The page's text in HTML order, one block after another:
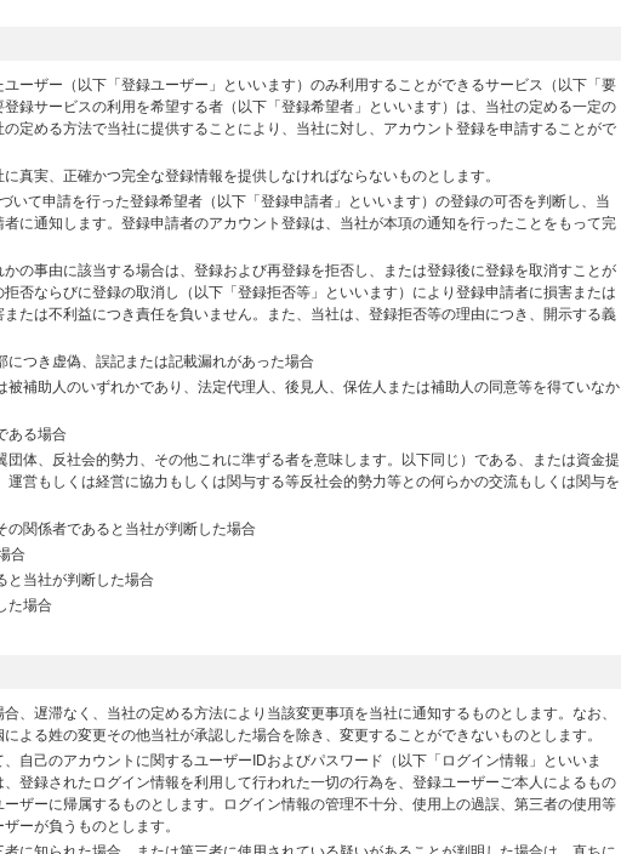
ーザー（以下「登録ユーザー」といいます）のみ利用することができるサービス（以下「要
録サービスの利用を希望する者（以下「登録希望者」といいます）は、当社の定める一定の
定める方法で当社に提供することにより、当社に対し、アカウント登録を申請することがで
真実、正確かつ完全な登録情報を提供しなければならないものとします。
いて申請を行った登録希望者（以下「登録申請者」といいます）の登録の可否を判断し、当
に通知します。登録申請者のアカウント登録は、当社が本項の通知を行ったことをもって完
の事由に該当する場合は、登録および再登録を拒否し、または登録後に登録を取消すことが
否ならびに登録の取消し（以下「登録拒否等」といいます）により登録申請者に損害または
たは不利益につき責任を負いません。また、当社は、登録拒否等の理由につき、開示する義
つき虚偽、誤記または記載漏れがあった場合
補助人のいずれかであり、法定代理人、後見人、保佐人または補助人の同意等を得ていなか
ある場合
体、反社会的勢力、その他これに準ずる者を意味します。以下同じ）である、または資金提
営もしくは経営に協力もしくは関与する等反社会的勢力等との何らかの交流もしくは関与を
関係者であると当社が判断した場合
合
と当社が判断した場合
た場合
、遅滞なく、当社の定める方法により当該変更事項を当社に通知するものとします。なお、
よる姓の変更その他当社が承認した場合を除き、変更することができないものとします。
自己のアカウントに関するユーザーIDおよびパスワード（以下「ログイン情報」といいま
登録されたログイン情報を利用して行われた一切の行為を、登録ユーザーご本人によるもの
ザーに帰属するものとします。ログイン情報の管理不十分、使用上の過誤、第三者の使用等
ーが負うものとします。
に知られた場合、または第三者に使用されている疑いがあることが判明した場合は、直ちに